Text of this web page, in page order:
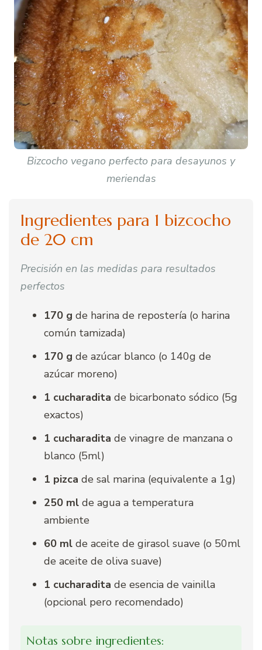
Bizcocho vegano perfecto para desayunos y
meriendas
Ingredientes para 1 bizcocho
de 20 cm
Precisión en las medidas para resultados
perfectos
170 g de harina de repostería (o harina
común tamizada)
170 g de azúcar blanco (o 140g de
azúcar moreno)
1 cucharadita de bicarbonato sódico (5g
exactos)
1 cucharadita de vinagre de manzana o
blanco (5ml)
1 pizca de sal marina (equivalente a 1g)
250 ml de agua a temperatura
ambiente
60 ml de aceite de girasol suave (o 50ml
de aceite de oliva suave)
1 cucharadita de esencia de vainilla
(opcional pero recomendado)
Notas sobre ingredientes: